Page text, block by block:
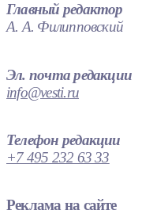
Главный редактор
А. А. Филипповский
Эл. почта редакции
info@vesti.ru
Телефон редакции
+7 495 232 63 33
Реклама на сайте